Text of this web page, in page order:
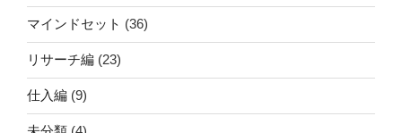
マインドセット (36)
リサーチ編 (23)
仕入編 (9)